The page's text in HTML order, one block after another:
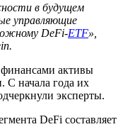
в будущем
управляющие
DeFi-ETF»,
активы
С начала года их
эксперты.
DeFi составляет